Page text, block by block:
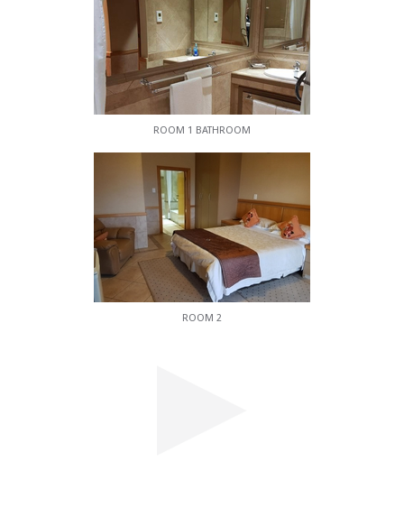
ROOM 1 BATHROOM
ROOM 2